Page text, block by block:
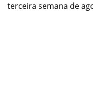
terceira semana de